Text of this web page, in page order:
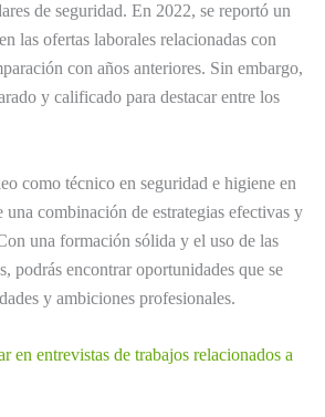
de seguridad. En 2022, se reportó un
en las ofertas laborales relacionadas con
con años anteriores. Sin embargo,
y calificado para destacar entre los
como técnico en seguridad e higiene en
combinación de estrategias efectivas y
una formación sólida y el uso de las
podrás encontrar oportunidades que se
y ambiciones profesionales.
en entrevistas de trabajos relacionados a